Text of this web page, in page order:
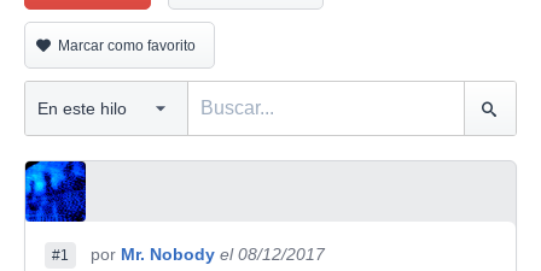
Marcar como favorito
#1 por Mr. Nobody el 08/12/2017